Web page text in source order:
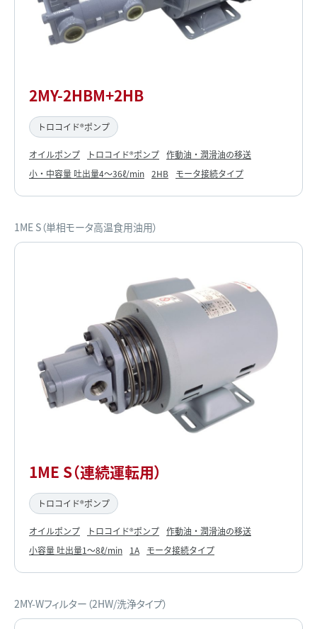
2MY-2HBM+2HB
トロコイド®ポンプ
オイルポンプ トロコイド®ポンプ 作動油・潤滑油の移送
小・中容量 吐出量4～36ℓ/min 2HB モータ接続タイプ
1ME S（単相モータ高温食用油用）
1ME S（連続運転用）
トロコイド®ポンプ
オイルポンプ トロコイド®ポンプ 作動油・潤滑油の移送
小容量 吐出量1～8ℓ/min
1A モータ接続タイプ
2MY-Wフィルター（2HW/洗浄タイプ）